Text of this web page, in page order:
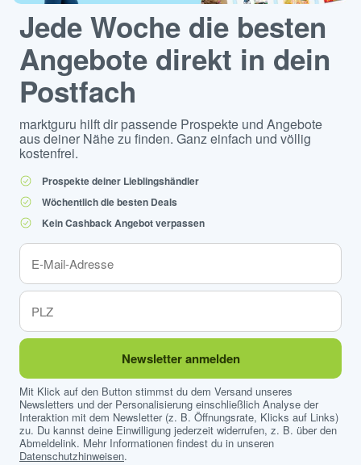
Jede Woche die besten
Angebote direkt in dein
Postfach
marktguru hilft dir passende Prospekte und Angebote
aus deiner Nähe zu finden. Ganz einfach und völlig
kostenfrei.
Prospekte deiner Lieblingshändler
Wöchentlich die besten Deals
Kein Cashback Angebot verpassen
Newsletter anmelden
Mit Klick auf den Button stimmst du dem Versand unseres
Newsletters und der Personalisierung einschließlich Analyse der
Interaktion mit dem Newsletter (z. B. Öffnungsrate, Klicks auf Links)
zu. Du kannst deine Einwilligung jederzeit widerrufen, z. B. über den
Abmeldelink. Mehr Informationen findest du in unseren
Datenschutzhinweisen.